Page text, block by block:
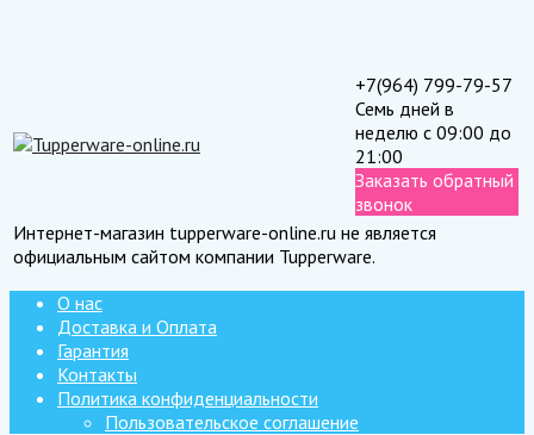
+7(964) 799-79-57
Семь дней в
неделю с 09:00 до
21:00
Заказать обратный
звонок
Интернет-магазин tupperware-online.ru не является
официальным сайтом компании Tupperware.
О нас
Доставка и Оплата
Гарантия
Контакты
Политика конфиденциальности
Пользовательское соглашение